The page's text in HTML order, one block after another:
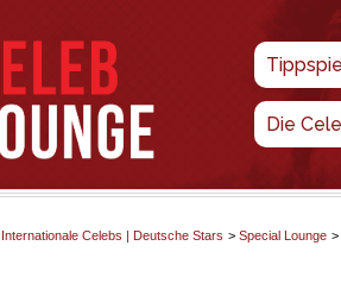
Die
Celebs | Deutsche Stars > Special Lounge >